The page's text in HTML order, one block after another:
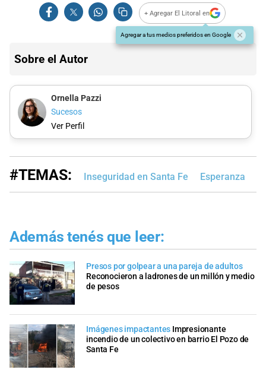
+ Agregar El Litoral en
Agregar a tus medios preferidos en Google
Sobre el Autor
Ornella Pazzi
Sucesos
Ver Perfil
#TEMAS: Inseguridad en Santa Fe Esperanza
Además tenés que leer:
Presos por golpear a una pareja de adultos
Reconocieron a ladrones de un millón y medio
de pesos
Imágenes impactantes Impresionante
incendio de un colectivo en barrio El Pozo de
Santa Fe